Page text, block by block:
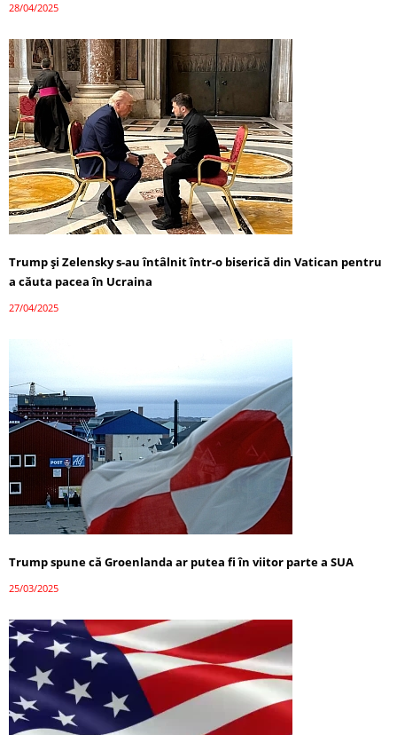
28/04/2025
Trump și Zelensky s-au întâlnit într-o biserică din Vatican pentru
a căuta pacea în Ucraina
27/04/2025
Trump spune că Groenlanda ar putea fi în viitor parte a SUA
25/03/2025